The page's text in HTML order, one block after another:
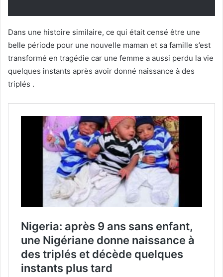
Dans une histoire similaire, ce qui était censé être une
belle période pour une nouvelle maman et sa famille s’est
transformé en tragédie car une femme a aussi perdu la vie
quelques instants après avoir donné naissance à des
triplés .